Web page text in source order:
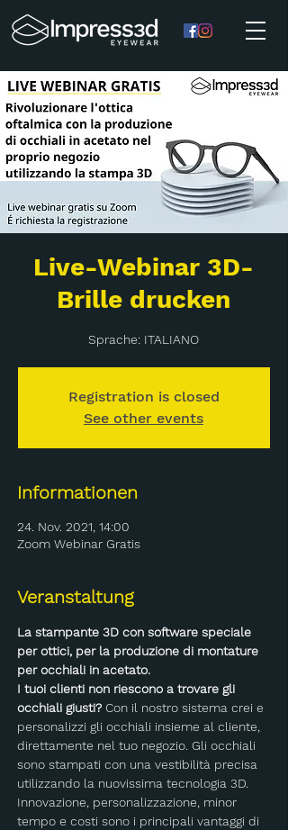
Live-Webinar 3D-
Brille drucken
Sprache: ITALIANO
Registration is closed
See other events
Informationen
24. Nov. 2021, 14:00
Zoom Webinar Gratis
Veranstaltung
La stampante 3D con software speciale
per ottici, per la produzione di montature
per occhiali in acetato.
I tuoi clienti non riescono a trovare gli
occhiali giusti? Con il nostro sistema crei e
personalizzi gli occhiali insieme al cliente,
direttamente nel tuo negozio. Gli occhiali
sono stampati con una vestibilità precisa
utilizzando la nuovissima tecnologia 3D.
Innovazione, personalizzazione, minor
tempo e costi sono i principali vantaggi di